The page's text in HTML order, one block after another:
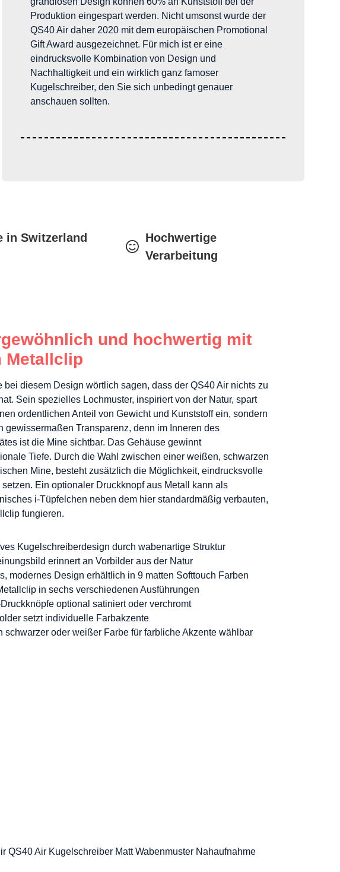
Produktion eingespart werden. Nicht umsonst wurde der
QS40 Air daher 2020 mit dem europäischen Promotional
Gift Award ausgezeichnet. Für mich ist er eine
eindrucksvolle Kombination von Design und
Nachhaltigkeit und ein wirklich ganz famoser
Kugelschreiber, den Sie sich unbedingt genauer
anschauen sollten.
in Switzerland
Hochwertige
Verarbeitung
und hochwertig mit
Metallclip
bei diesem Design wörtlich sagen, dass der QS40 Air nichts zu
Sein spezielles Lochmuster, inspiriert von der Natur, spart
ordentlichen Anteil von Gewicht und Kunststoff ein, sondern
gewissermaßen Transparenz, denn im Inneren des
ist die Mine sichtbar. Das Gehäuse gewinnt
Tiefe. Durch die Wahl zwischen einer weißen, schwarzen
Mine, besteht zusätzlich die Möglichkeit, eindrucksvolle
Ein optionaler Druckknopf aus Metall kann als
i-Tüpfelchen neben dem hier standardmäßig verbauten,
fungieren.
Kugelschreiberdesign durch wabenartige Struktur
erinnert an Vorbilder aus der Natur
modernes Design erhältlich in 9 matten Softtouch Farben
in sechs verschiedenen Ausführungen
optional satiniert oder verchromt
setzt individuelle Farbakzente
schwarzer oder weißer Farbe für farbliche Akzente wählbar